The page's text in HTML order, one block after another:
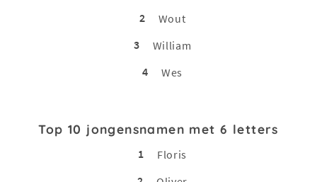
2
Wout
3
William
4
Wes
Top 10 jongensnamen met 6 letters
1
Floris